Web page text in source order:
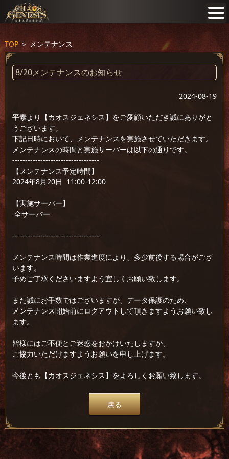
TOP＞ メンテナンス
8/20メンテナンスのお知らせ
2024-08-19
平素より【カオスジェネシス】をご愛顧いただき誠にありがと
うございます。
下記日時において、メンテナンスを実施させていただきます。
メンテナンスの時間と実施サーバーは以下の通りです。
----------------------------------
【メンテナンス予定時間】
2024年8月20日 11:00-12:00
【実施サーバー】
全サーバー
----------------------------------
メンテナンス時間は作業進度により、多少前後する場合がござ
います。
予めご了承くださいますよう宜しくお願い致します。
また誠にお手数ではございますが、データ保護のため、
メンテナンス開始前にログアウトして頂きますようお願い致し
ます。
皆様にはご不便とご迷惑をおかけいたしますが、
ご協力いただけますようお願いを申し上げます。
今後とも【カオスジェネシス】をよろしくお願い致します。
戻る